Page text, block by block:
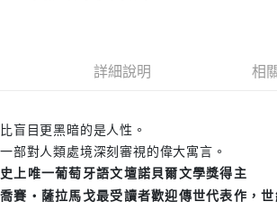
詳細說明 相
比盲目更黑暗的是人性。
一部對人類處境深刻審視的偉大寓言。
史上唯一葡萄牙語文壇諾貝爾文學獎得主
喬賽‧薩拉馬戈最受讀者歡迎傳世代表作，世